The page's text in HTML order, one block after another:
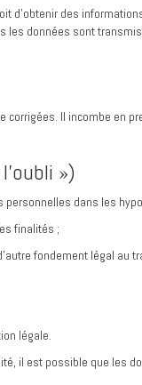
d’obtenir des
données sont
Il incombe en
»)
personnelles dans les
finalités ;
fondement légal au
légale.
il est possible que les